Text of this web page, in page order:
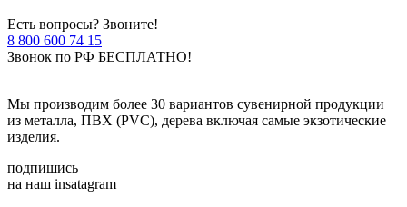
Есть вопросы? Звоните!
8 800 600 74 15
Звонок по РФ БЕСПЛАТНО!
Мы производим более 30 вариантов сувенирной продукции
из металла, ПВХ (PVC), дерева включая самые экзотические
изделия.
подпишись
на наш insatagram